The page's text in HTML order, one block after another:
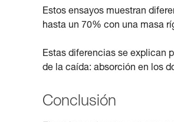
Estos ensayos muestran
hasta un 70% con una masa
Estas diferencias se explican
de la caída: absorción en los
Conclusión